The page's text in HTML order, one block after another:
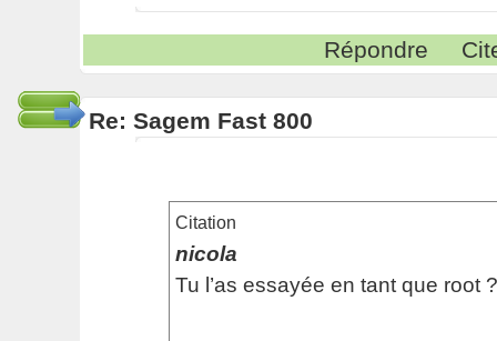
Répondre
Re: Sagem Fast 800
Citation
nicola
Tu l’as essayée en tant que root ?